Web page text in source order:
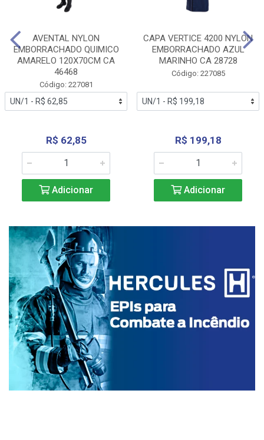
AVENTAL NYLON
EMBORRACHADO QUIMICO
AMARELO 120X70CM CA
46468
Código: 227081
R$ 62,85
Adicionar
CAPA VERTICE 4200 NYLON
EMBORRACHADO AZUL
MARINHO CA 28728
Código: 227085
R$ 199,18
Adicionar